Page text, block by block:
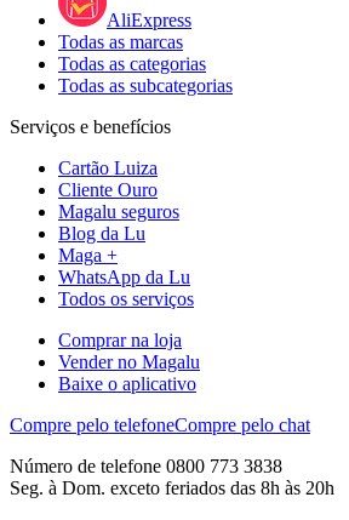
AliExpress
Todas as marcas
Todas as categorias
Todas as subcategorias
Serviços e benefícios
Cartão Luiza
Cliente Ouro
Magalu seguros
Blog da Lu
Maga +
WhatsApp da Lu
Todos os serviços
Comprar na loja
Vender no Magalu
Baixe o aplicativo
Compre pelo telefoneCompre pelo chat
Número de telefone 0800 773 3838
Seg. à Dom. exceto feriados das 8h às 20h